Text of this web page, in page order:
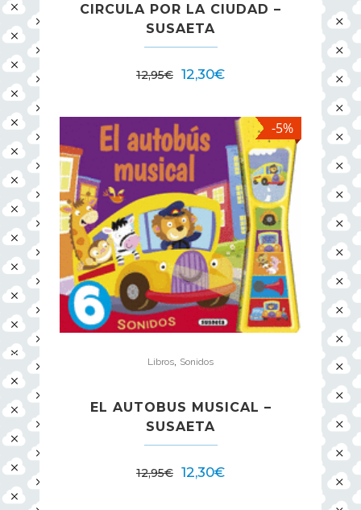
CIRCULA POR LA CIUDAD –
SUSAETA
12,95€ 12,30€
-5%
Libros, Sonidos
EL AUTOBUS MUSICAL –
SUSAETA
12,95€ 12,30€